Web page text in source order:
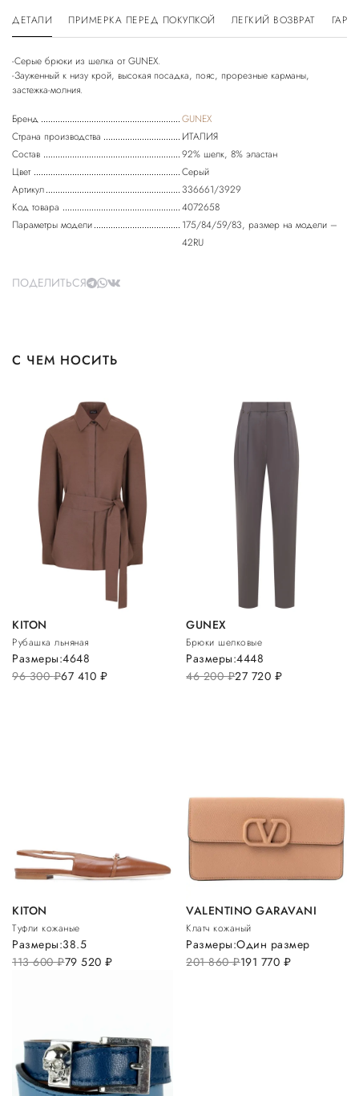
ДЕТАЛИ ПРИМЕРКА ПЕРЕД ПОКУПКОЙ ЛЕГКИЙ ВОЗВРАТ
-Серые брюки из шелка от GUNEX.
-Зауженный к низу крой, высокая посадка, пояс, прорезные карманы,
Бренд
GUNEX
Страна производства
ИТАЛИЯ
Состав
92% шелк, 8% эластан
Цвет
Серый
Артикул
336661/3929
Код товара
4072658
Параметры модели
175/84/59/83, размер на модели –
42RU
ПОДЕЛИТЬСЯ
С ЧЕМ НОСИТЬ
KITON
Рубашка льняная
96 300руб.67 410 руб.
Размеры:4648
GUNEX
Брюки шелковые
46 200руб.27 720 руб.
Размеры:4448
KITON
Туфли кожаные
113 600руб.79 520 руб.
Размеры:38.5
VALENTINO GARAVANI
Клатч кожаный
201 860руб.191 770 руб.
Размеры:Один размер